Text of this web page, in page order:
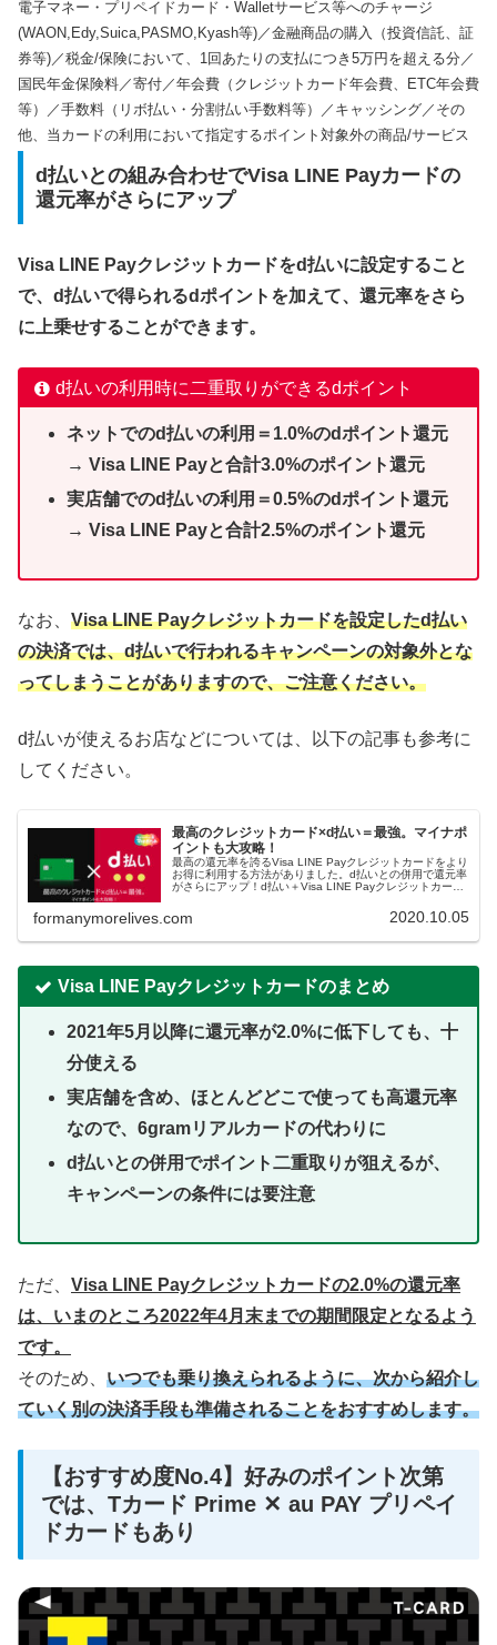
電子マネー・プリペイドカード・Walletサービス等へのチャージ
(WAON,Edy,Suica,PASMO,Kyash等)／金融商品の購入（投資信託、証
券等)／税金/保険において、1回あたりの支払につき5万円を超える分／
国民年金保険料／寄付／年会費（クレジットカード年会費、ETC年会費
等）／手数料（リボ払い・分割払い手数料等）／キャッシング／その
他、当カードの利用において指定するポイント対象外の商品/サービス
d払いとの組み合わせでVisa LINE Payカードの
還元率がさらにアップ
Visa LINE Payクレジットカードをd払いに設定すること
で、d払いで得られるdポイントを加えて、還元率をさら
に上乗せすることができます。
d払いの利用時に二重取りができるdポイント
ネットでのd払いの利用＝1.0%のdポイント還元
→ Visa LINE Payと合計3.0%のポイント還元
実店舗でのd払いの利用＝0.5%のdポイント還元
→ Visa LINE Payと合計2.5%のポイント還元
なお、 Visa LINE Payクレジットカードを設定したd払い
の決済では、d払いで行われるキャンペーンの対象外とな
ってしまうことがありますので、ご注意ください。
d払いが使えるお店などについては、以下の記事も参考に
してください。
最高のクレジットカード×d払い＝最強。マイナポ
イントも大攻略！
最高の還元率を誇るVisa LINE Payクレジットカードをより
お得に利用する方法がありました。d払いとの併用で還元率
がさらにアップ！d払い＋Visa LINE Payクレジットカード
formanymorelives.com 2020.10.05
Visa LINE Payクレジットカードのまとめ
2021年5月以降に還元率が2.0%に低下しても、十
分使える
実店舗を含め、ほとんどどこで使っても高還元率
なので、6gramリアルカードの代わりに
d払いとの併用でポイント二重取りが狙えるが、
キャンペーンの条件には要注意
ただ、 Visa LINE Payクレジットカードの2.0%の還元率
は、いまのところ2022年4月末までの期間限定となるよう
です。
そのため、 いつでも乗り換えられるように、次から紹介し
ていく別の決済手段も準備されることをおすすめします。
【おすすめ度No.4】好みのポイント次第
では、Tカード Prime ✕ au PAY プリペイ
ドカードもあり